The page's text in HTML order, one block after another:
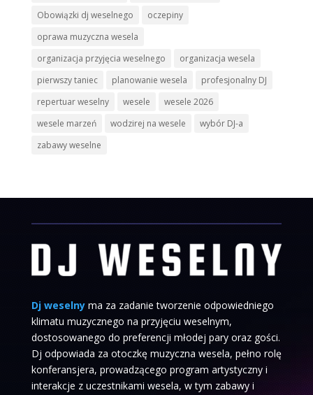
Obowiązki dj weselnego
oczepiny
oprawa muzyczna wesela
organizacja przyjęcia weselnego
organizacja wesela
pierwszy taniec
planowanie wesela
profesjonalny DJ
repertuar weselny
wesele
wesele 2026
wesele marzeń
wodzirej na wesele
wybór DJ-a
zabawy weselne
Dj weselnyma za zadanie tworzenie odpowiedniego
klimatu muzycznego na przyjęciu weselnym,
dostosowanego do preferencji młodej pary oraz gości.
Dj odpowiada za otoczkę muzyczna wesela, pełno rolę
konferansjera, prowadzącego program artystyczny i
interakcje z uczestnikami wesela, w tym zabawy i